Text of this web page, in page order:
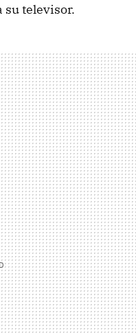
su televisor.